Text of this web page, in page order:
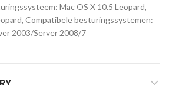
Mac OS X 10.5 Leopard,
Compatibele besturingssystemen:
2003/Server 2008/7